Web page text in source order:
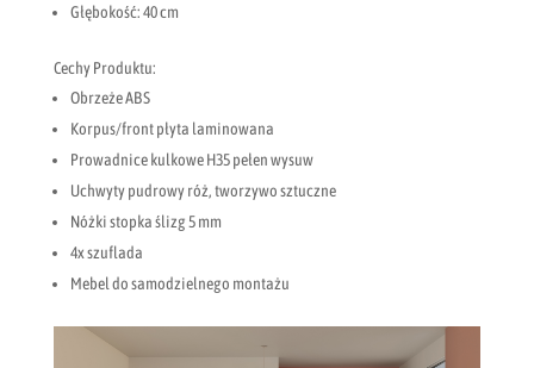
Głębokość: 40 cm
Cechy Produktu:
Obrzeże ABS
Korpus/front płyta laminowana
Prowadnice kulkowe H35 pełen wysuw
Uchwyty pudrowy róż, tworzywo sztuczne
Nóżki stopka ślizg 5 mm
4x szuflada
Mebel do samodzielnego montażu